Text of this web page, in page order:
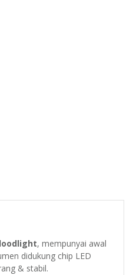
, mempunyai awal
didukung chip LED
& stabil.